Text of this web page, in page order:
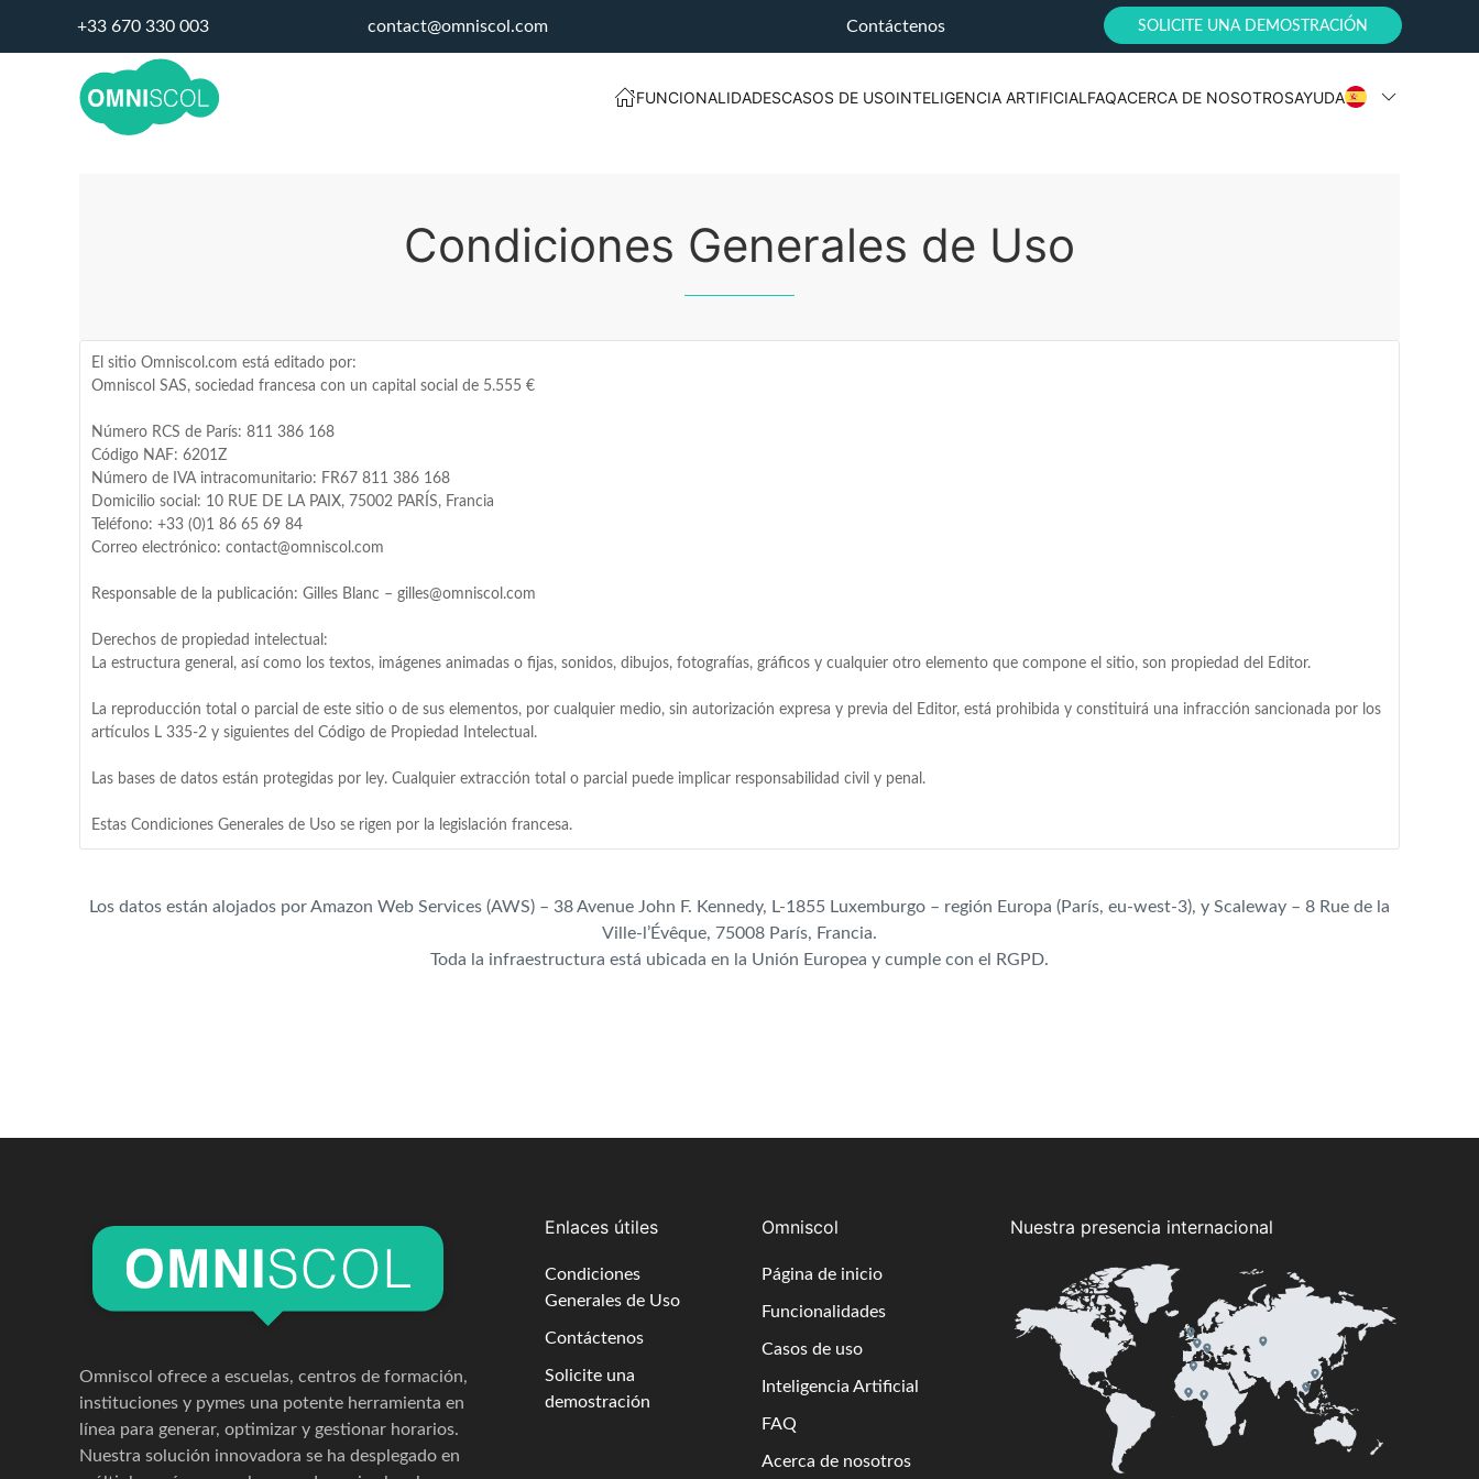
+33 670 330 003 contact@omniscol.com Contáctenos SOLICITE UNA DEMOSTRACIÓN
FUNCIONALIDADESCASOS DE USOINTELIGENCIA ARTIFICIAL FAQACERCA DE NOSOTROSAYUDA
Condiciones Generales de Uso
El sitio Omniscol.com está editado por:
Omniscol SAS, sociedad francesa con un capital social de 5.555 €
Número RCS de París: 811 386 168
Código NAF: 6201Z
Número de IVA intracomunitario: FR67 811 386 168
Domicilio social: 10 RUE DE LA PAIX, 75002 PARÍS, Francia
Teléfono: +33 (0)1 86 65 69 84
Correo electrónico: contact@omniscol.com
Responsable de la publicación: Gilles Blanc – gilles@omniscol.com
Derechos de propiedad intelectual:
La estructura general, así como los textos, imágenes animadas o fijas, sonidos, dibujos, fotografías, gráficos y cualquier otro elemento que compone el sitio, son propiedad del Editor.
La reproducción total o parcial de este sitio o de sus elementos, por cualquier medio, sin autorización expresa y previa del Editor, está prohibida y constituirá una infracción sancionada por los
artículos L 335-2 y siguientes del Código de Propiedad Intelectual.
Las bases de datos están protegidas por ley. Cualquier extracción total o parcial puede implicar responsabilidad civil y penal.
Los datos están alojados por Amazon Web Services (AWS) – 38 Avenue John F. Kennedy, L-1855 Luxemburgo – región Europa (París, eu-west-3), y Scaleway – 8 Rue de la
Ville-l’Évêque, 75008 París, Francia.
Toda la infraestructura está ubicada en la Unión Europea y cumple con el RGPD.
Omniscol ofrece a escuelas, centros de formación,
instituciones y pymes una potente herramienta en
línea para generar, optimizar y gestionar horarios.
Nuestra solución innovadora se ha desplegado en
Enlaces útiles
Condiciones
Generales de Uso
Contáctenos
Solicite una
demostración
Omniscol
Página de inicio
Funcionalidades
Casos de uso
Inteligencia Artificial
FAQ
Acerca de nosotros
Nuestra presencia internacional